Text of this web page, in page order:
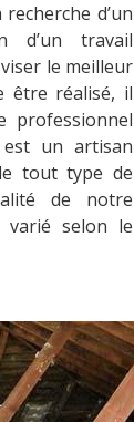
d’un
d’un travail
le meilleur
être réalisé, il
professionnel
est un artisan
tout type de
de notre
selon le